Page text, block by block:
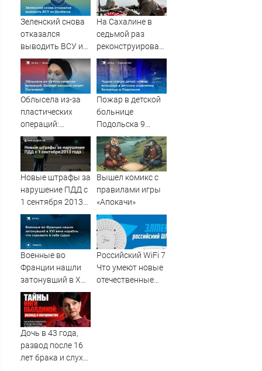
Зеленский снова
отказался
выводить ВСУ из
Донбасса
На Сахалине в
седьмой раз
реконструировали
штурм
полицейского
поста Хандаса
Облысела из-за
пластических
операций:
Эксперт раскрыл
секрет Пугачевой
Пожар в детской
больнице
Подольска 9
августа 2026
года: что
произошло,
спасение детей из
и видео,
новости о ЧП в
Московской
области
Новые штрафы за
нарушение ПДД с
1 сентября 2013
года
Вышел комикс с
правилами игры
«Апокачи»
Военные во
Франции нашли
затонувший в XVI
веке корабль: что
скрывало в себе
судно
Российский WiFi 7
Что умеют новые
отечественные
Дочь в 43 года,
развод после 16
лет брака и слухи